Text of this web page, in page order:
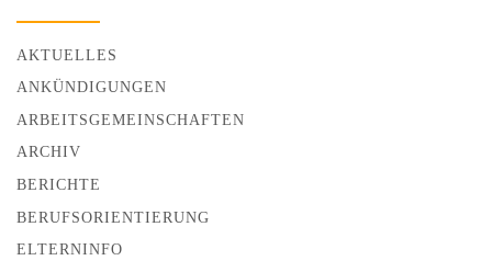
AKTUELLES
ANKÜNDIGUNGEN
ARBEITSGEMEINSCHAFTEN
ARCHIV
BERICHTE
BERUFSORIENTIERUNG
ELTERNINFO